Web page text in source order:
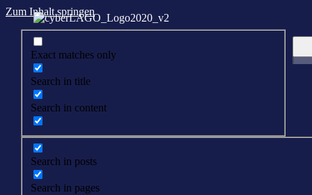
Zum Inhalt springen
Exact matches only
Search in title
Search in content
Search in posts
Search in pages